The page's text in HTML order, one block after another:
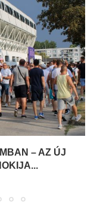
– AZ ÚJ